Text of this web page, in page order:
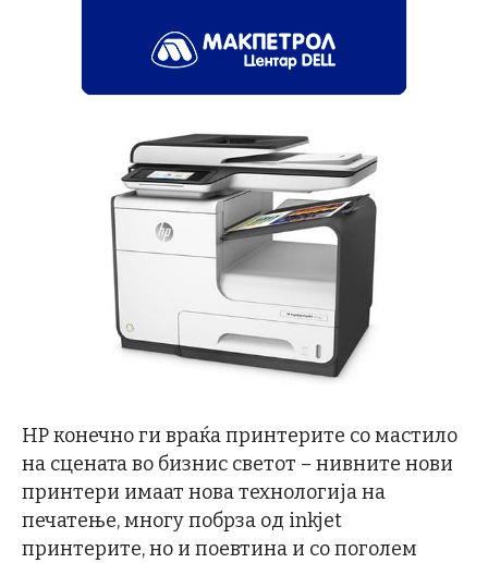
HP конечно ги враќа принтерите со мастило
на сцената во бизнис светот – нивните нови
принтери имаат нова технологија на
печатење, многу побрза од inkjet
принтерите, но и поевтина и со поголем